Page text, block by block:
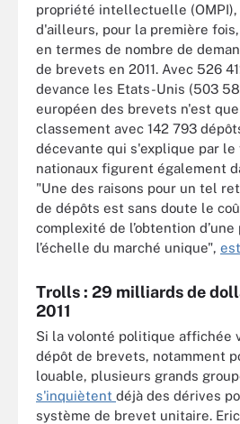
propriété intellectuelle (OMPI),
d'ailleurs, pour la première
en termes de nombre de
de brevets en 2011. Avec 526
devance les Etats-Unis (503
européen des brevets n'est
classement avec 142 793
décevante qui s'explique par
nationaux figurent également
"Une des raisons pour un tel
de dépôts est sans doute le
complexité de l’obtention
l’échelle du marché unique",
Trolls : 29 milliards de
2011
Si la volonté politique affichée
dépôt de brevets, notamment
louable, plusieurs grands
s'inquiètent déjà des dérives
système de brevet unitaire.